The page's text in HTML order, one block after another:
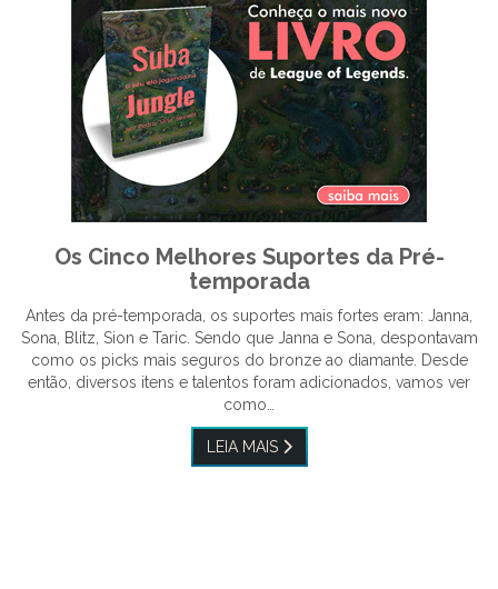
Os Cinco Melhores Suportes da Pré-
temporada
Antes da pré-temporada, os suportes mais fortes eram: Janna,
Sona, Blitz, Sion e Taric. Sendo que Janna e Sona, despontavam
como os picks mais seguros do bronze ao diamante. Desde
então, diversos itens e talentos foram adicionados, vamos ver
como…
LEIA MAIS